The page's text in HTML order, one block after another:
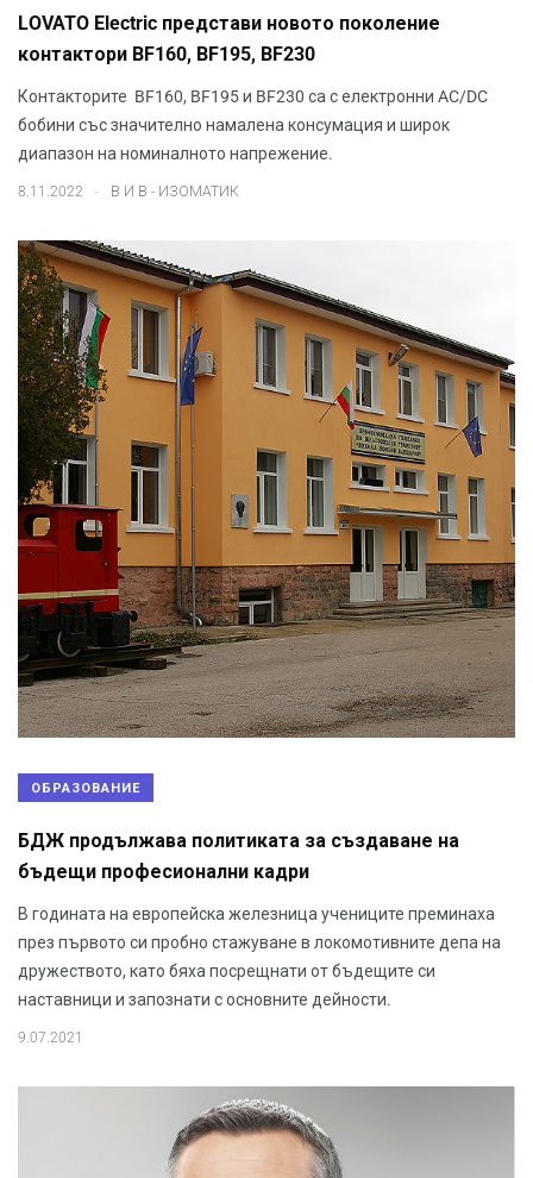
LOVATO Electric представи новото поколение
контактори BF160, BF195, BF230
Контакторите BF160, BF195 и BF230 са с електронни AC/DC
бобини със значително намалена консумация и широк
диапазон на номиналното напрежение.
8.11.2022 . В И В - ИЗОМАТИК
ОБРАЗОВАНИЕ
БДЖ продължава политиката за създаване на
бъдещи професионални кадри
В годината на европейска железница учениците преминаха
през първото си пробно стажуване в локомотивните депа на
дружеството, като бяха посрещнати от бъдещите си
наставници и запознати с основните дейности.
9.07.2021